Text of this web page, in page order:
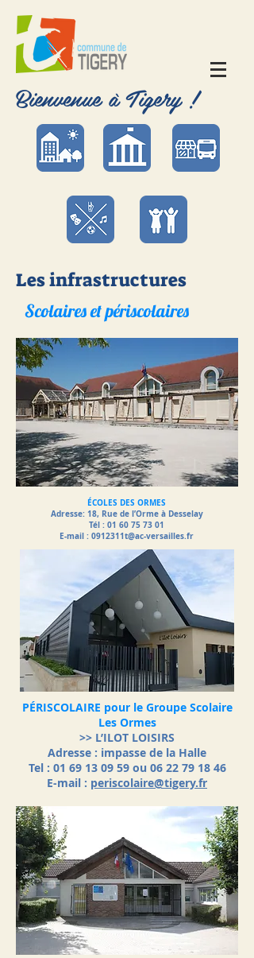
Bienvenue à Tigery !
Les infrastructures
Scolaires et périscolaires
ÉCOLES DES ORMES
Adresse: 18, Rue de l’Orme à Desselay
Tél : 01 60 75 73 01
E-mail : 0912311t@ac-versailles.fr
PÉRISCOLAIRE pour le Groupe Scolaire
Les Ormes
>> L’ILOT LOISIRS
Adresse : impasse de la Halle
Tel : 01 69 13 09 59 ou 06 22 79 18 46
E-mail : periscolaire@tigery.fr